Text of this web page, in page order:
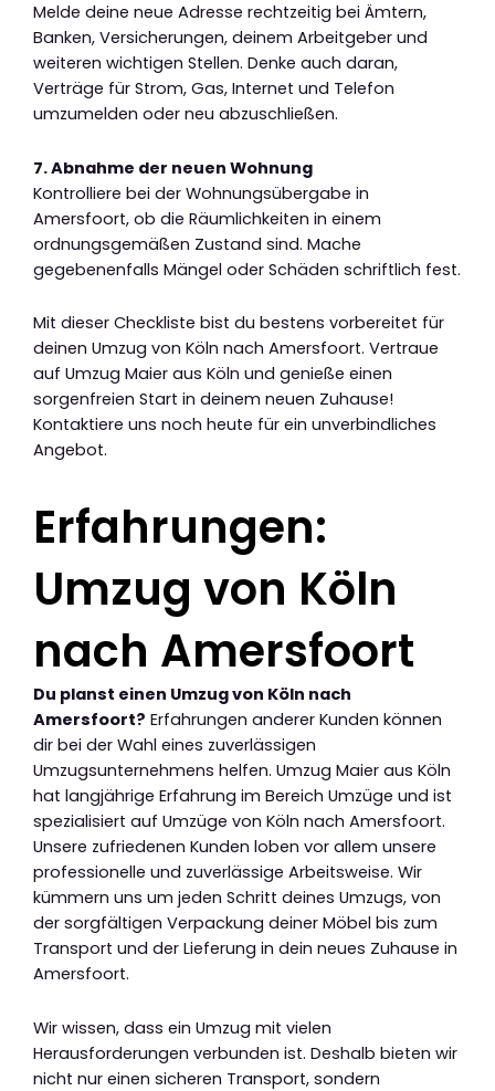
Melde deine neue Adresse rechtzeitig bei Ämtern,
Banken, Versicherungen, deinem Arbeitgeber und
weiteren wichtigen Stellen. Denke auch daran,
Verträge für Strom, Gas, Internet und Telefon
umzumelden oder neu abzuschließen.
7. Abnahme der neuen Wohnung
Kontrolliere bei der Wohnungsübergabe in
Amersfoort, ob die Räumlichkeiten in einem
ordnungsgemäßen Zustand sind. Mache
gegebenenfalls Mängel oder Schäden schriftlich fest.
Mit dieser Checkliste bist du bestens vorbereitet für
deinen Umzug von Köln nach Amersfoort. Vertraue
auf Umzug Maier aus Köln und genieße einen
sorgenfreien Start in deinem neuen Zuhause!
Kontaktiere uns noch heute für ein unverbindliches
Angebot.
Erfahrungen:
Umzug von Köln
nach Amersfoort
Du planst einen Umzug von Köln nach
Amersfoort? Erfahrungen anderer Kunden können
dir bei der Wahl eines zuverlässigen
Umzugsunternehmens helfen. Umzug Maier aus Köln
hat langjährige Erfahrung im Bereich Umzüge und ist
spezialisiert auf Umzüge von Köln nach Amersfoort.
Unsere zufriedenen Kunden loben vor allem unsere
professionelle und zuverlässige Arbeitsweise. Wir
kümmern uns um jeden Schritt deines Umzugs, von
der sorgfältigen Verpackung deiner Möbel bis zum
Transport und der Lieferung in dein neues Zuhause in
Amersfoort.
Wir wissen, dass ein Umzug mit vielen
Herausforderungen verbunden ist. Deshalb bieten wir
nicht nur einen sicheren Transport, sondern